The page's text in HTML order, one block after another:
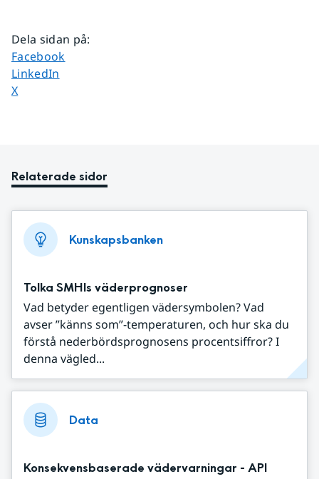
Dela sidan på:
Dela sidan på
Facebook
Dela sidan på
LinkedIn
Dela sidan på
X
Relaterade sidor
Kunskapsbanken
Tolka SMHIs väderprognoser
Vad betyder egentligen vädersymbolen? Vad
avser ”känns som”-temperaturen, och hur ska du
förstå nederbördsprognosens procentsiffror? I
denna vägled...
Data
Konsekvensbaserade vädervarningar - API